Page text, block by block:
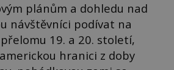
plánům a dohledu nad
návštěvníci podívat na
19. a 20. století,
hranici z doby